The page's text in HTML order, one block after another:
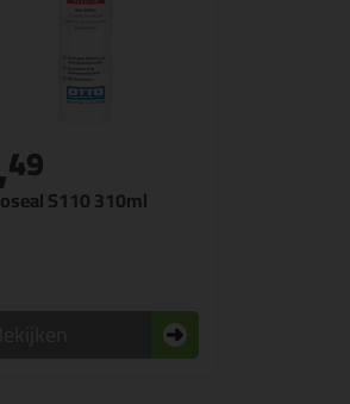
S110 310ml
49